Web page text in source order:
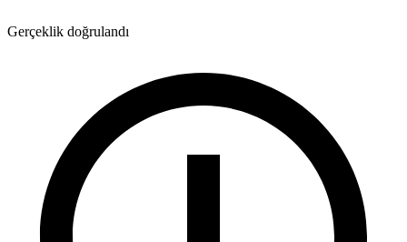
Gerçeklik doğrulandı